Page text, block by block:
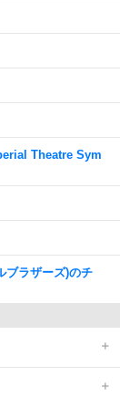
Theatre Sym
ブラザーズ)のチ